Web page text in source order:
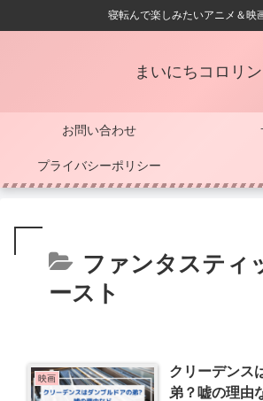
寝転んで楽しみたいアニメ＆映
まいにちコロリン
お問い合わせ
プライバシーポリシー
ファンタスティ
ースト
映画
クリーデンス
弟？嘘の理由